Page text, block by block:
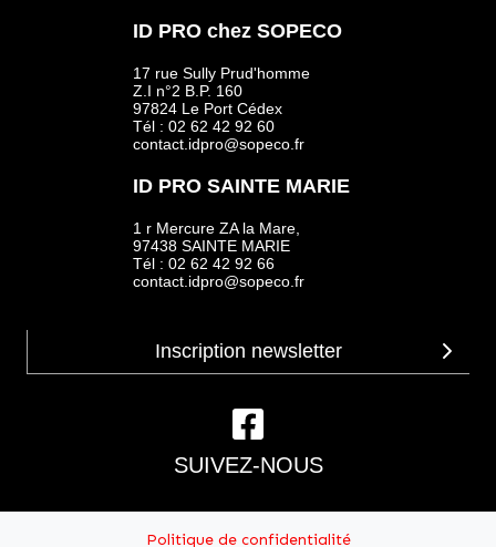
ID PRO chez SOPECO
17 rue Sully Prud'homme
Z.I n°2 B.P. 160
97824 Le Port Cédex
Tél : 02 62 42 92 60
contact.idpro@sopeco.fr
ID PRO SAINTE MARIE
1 r Mercure ZA la Mare,
97438 SAINTE MARIE
Tél : 02 62 42 92 66
contact.idpro@sopeco.fr
SUIVEZ-NOUS
Politique de confidentialité